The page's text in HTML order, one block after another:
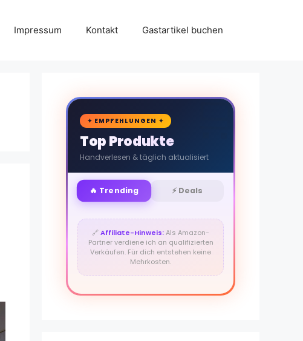
Impressum Kontakt Gastartikel buchen
🛒
✦ EMPFEHLUNGEN ✦
Top Produkte
Handverlesen & täglich aktualisiert
🔥 Trending ⚡ Deals
🔗Affiliate-Hinweis:Als Amazon-
Partner verdiene ich an qualifizierten
Verkäufen. Für dich entstehen keine
Mehrkosten.